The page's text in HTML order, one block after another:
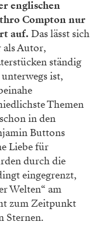
englischen
Compton nur
auf. Das lässt sich
als Autor,
ständig
ist,
Themen
in den
Buttons
Liebe für
durch die
eingegrenzt,
Welten“ am
zum Zeitpunkt
Sternen.